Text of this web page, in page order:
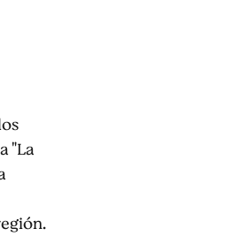
"La